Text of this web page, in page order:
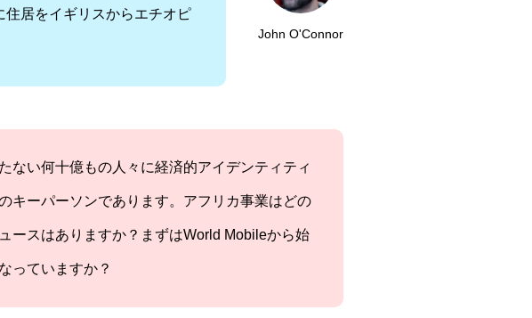
John O'Connor
居をイギリスからエチオピ
ない何十億もの人々に経済的アイデンティティ
キーパーソンであります。アフリカ事業はどの
ースはありますか？まずはWorld Mobileから始
っていますか？